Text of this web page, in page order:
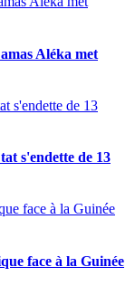
Aléka met
s'endette de 13
face à la Guinée